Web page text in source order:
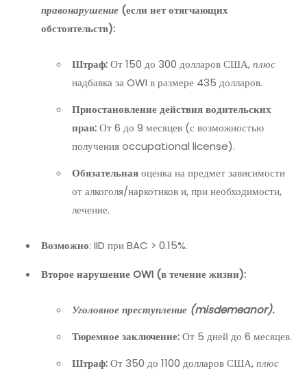
правонарушение (если нет отягчающих
обстоятельств):
Штраф:От 150 до 300 долларов США,плюс
надбавка за OWI в размере 435 долларов.
Приостановление действия водительских
прав:От 6 до 9 месяцев (с возможностью
получения occupational license).
Обязательнаяоценка на предмет зависимости
от алкоголя/наркотиков и, при необходимости,
лечение.
Возможно: IID при BAC > 0.15%.
Второе нарушение OWI (в течение жизни):
Уголовное преступление (misdemeanor).
Тюремное заключение:От 5 дней до 6 месяцев.
Штраф:От 350 до 1100 долларов США,плюс